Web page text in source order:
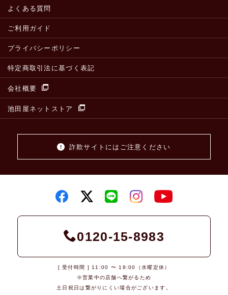
よくある質問
ご利用ガイド
プライバシーポリシー
特定商取引法に基づく表記
会社概要
池田屋ネットストア
詐欺サイトにはご注意ください
0120-15-8983
[ 受付時間 ] 11:00 〜 19:00（水曜定休）
※営業中の店舗へ繋がるため
土日祝日は繋がりにくい場合がございます。